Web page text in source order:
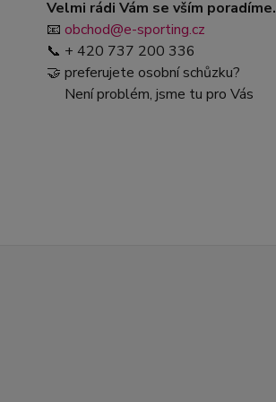
Velmi rádi Vám se vším poradíme.
📧 obchod@e-sporting.cz
📞 + 420 737 200 336
🤝 preferujete osobní schůzku?
Není problém, jsme tu pro Vás